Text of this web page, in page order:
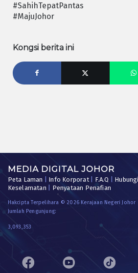
#SahihTepatPantas
#MajuJohor
Kongsi berita ini
MEDIA DIGITAL JOHOR
Peta Laman Info Korporat| F.A.Q
Keselamatan
Penyataan Penafian
Hakcipta Terpelihara © 2026 Kerajaan Negeri Johor
Jumlah Pengunjung:
3,093,353